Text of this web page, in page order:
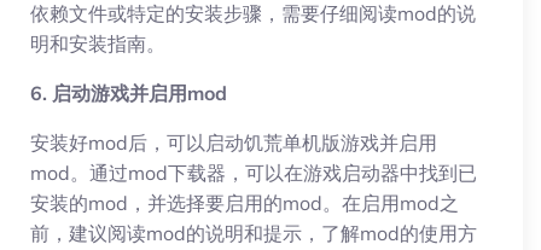
依赖文件或特定的安装步骤，需要仔细阅读mod的说
明和安装指南。
6. 启动游戏并启用mod
安装好mod后，可以启动饥荒单机版游戏并启用
mod。通过mod下载器，可以在游戏启动器中找到已
安装的mod，并选择要启用的mod。在启用mod之
前，建议阅读mod的说明和提示，了解mod的使用方